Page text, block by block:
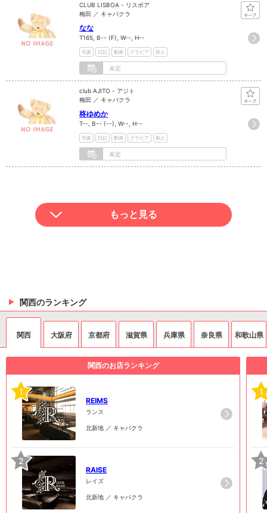
CLUB LISBOA - リスボア
梅田 ／ キャバクラ
なな
T165, B-- (F), W--, H--
写真 日記 動画 グラビア 新人
未定
club AJITO - アジト
梅田 ／ キャバクラ
柊ゆめか
T--, B-- (--), W--, H--
写真 日記 動画 グラビア 新人
未定
もっと見る
関西のランキング
関西 大阪府 京都府 滋賀県 兵庫県 奈良県 和歌山県
関西のお店ランキング
1
REIMS
ランス
北新地 ／ キャバクラ
2
RAISE
レイズ
北新地 ／ キャバクラ
1
2